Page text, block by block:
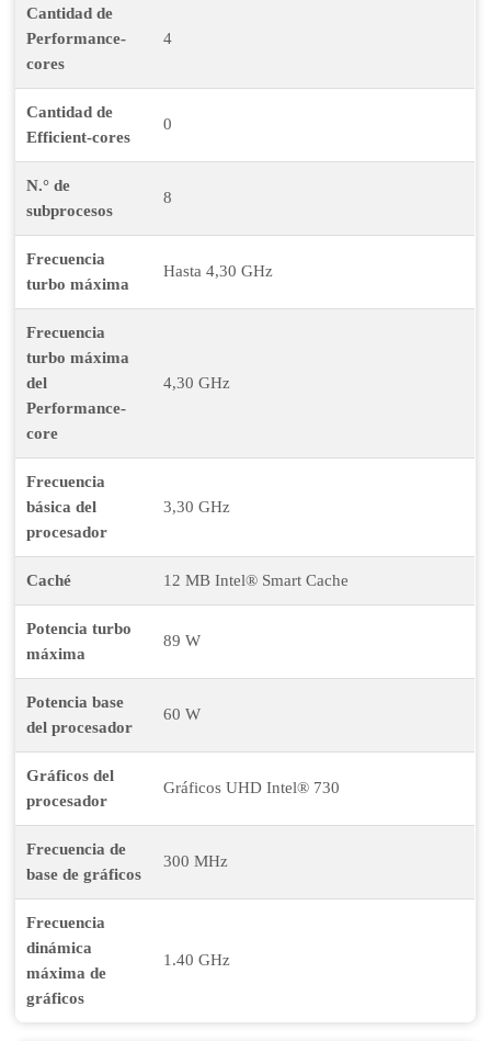
Cantidad de
Performance-
cores
4
Cantidad de
Efficient-cores
0
N.° de
subprocesos
8
Frecuencia
turbo máxima
Hasta 4,30 GHz
Frecuencia
turbo máxima
del
Performance-
core
4,30 GHz
Frecuencia
básica del
procesador
3,30 GHz
Caché 12 MB Intel® Smart Cache
Potencia turbo
máxima
89 W
Potencia base
del procesador
60 W
Gráficos del
procesador
Gráficos UHD Intel® 730
Frecuencia de
base de gráficos
300 MHz
Frecuencia
dinámica
máxima de
gráficos
1.40 GHz